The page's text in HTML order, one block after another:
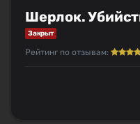
Шерлок.
Закрыт
Рейтинг по отзывам: